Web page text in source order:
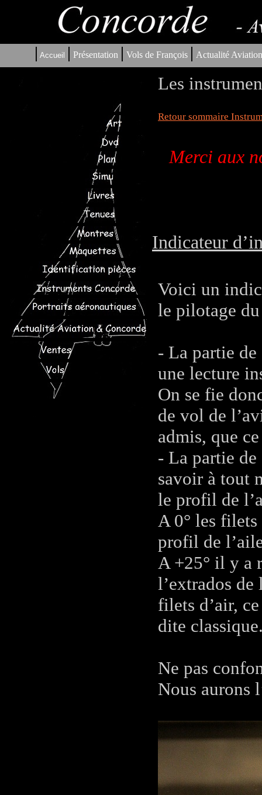
| Accueil | Présentation | Vols de François | Actualité
Les
Retour sommaire
Merci aux
Indicateur
Voici un
le pilotage
- La partie
une lecture
On se fie
de vol de
admis, que
- La partie
savoir à tout
le profil de
A 0° les filets
profil de
A +25° il y a
l’extrados de
filets d’air,
dite
Ne pas
Nous aurons